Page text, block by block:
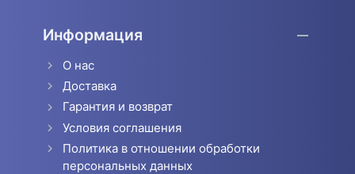
Информация
О нас
Доставка
Гарантия и возврат
Условия соглашения
Политика в отношении обработки
персональных данных